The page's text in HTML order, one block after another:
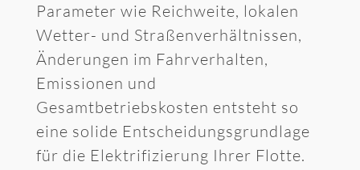
Parameter wie Reichweite, lokalen
Wetter- und Straßenverhältnissen,
Änderungen im Fahrverhalten,
Emissionen und
Gesamtbetriebskosten entsteht so
eine solide Entscheidungsgrundlage
für die Elektrifizierung Ihrer Flotte.